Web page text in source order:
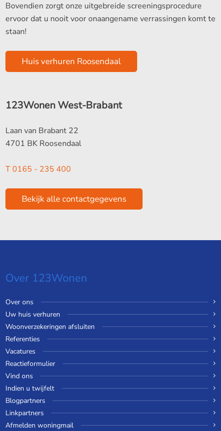
Bovendien zorgt onze uitgebreide screeningsprocedure
ervoor dat u nooit voor onaangename verrassingen komt te
staan!
Huis verhuren Roosendaal
123Wonen West-Brabant
Laan van Brabant 22
4701 BK Roosendaal
T0165 - 235 400
Bekijk alle contactgegevens
Over 123Wonen
Over ons
Uw huis verhuren
Woonverzekeringen afsluiten
Referenties
Vacatures
Reactieformulier
Vind ons
Indien u twijfelt
Blogpartners
Linkpartners
Afmelden woningmail